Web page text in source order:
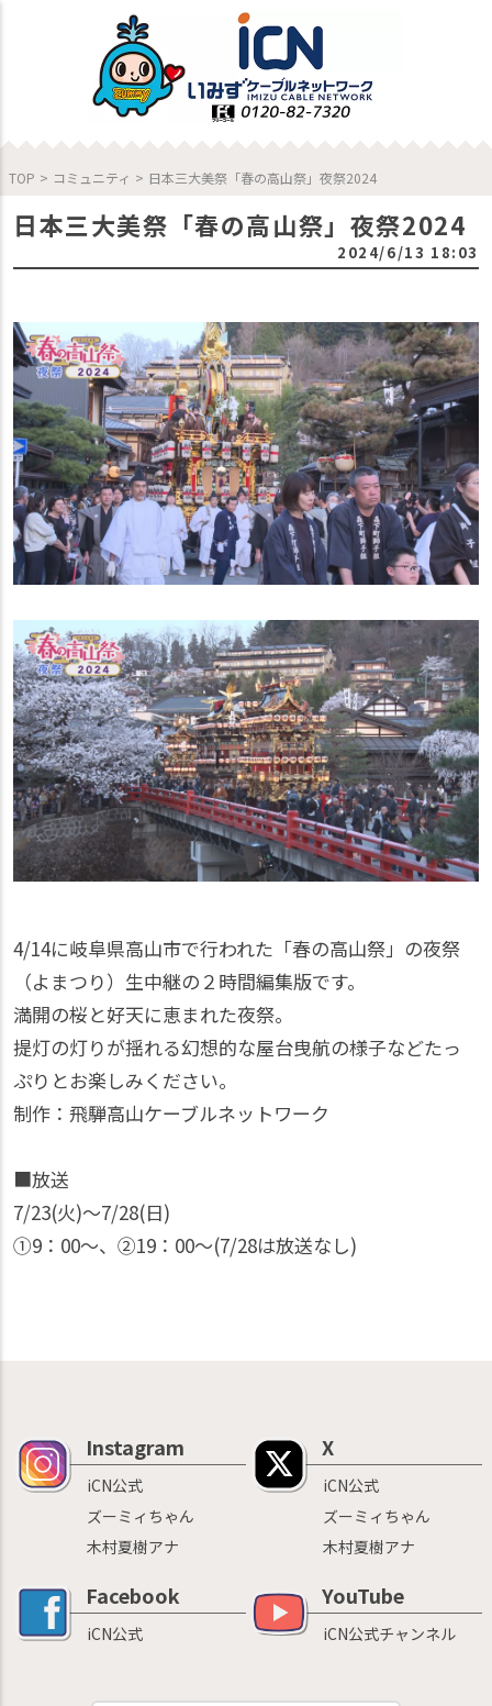
TOP > コミュニティ > 日本三大美祭「春の高山祭」夜祭2024
日本三大美祭「春の高山祭」夜祭2024
2024/6/13 18:03
4/14に岐阜県高山市で行われた「春の高山祭」の夜祭
（よまつり）生中継の２時間編集版です。
満開の桜と好天に恵まれた夜祭。
提灯の灯りが揺れる幻想的な屋台曳航の様子などたっ
ぷりとお楽しみください。
制作：飛騨高山ケーブルネットワーク
■放送
7/23(火)〜7/28(日)
①9：00〜、②19：00〜(7/28は放送なし)
Instagram
iCN公式
ズーミィちゃん
木村夏樹アナ
X
iCN公式
ズーミィちゃん
木村夏樹アナ
Facebook
iCN公式
YouTube
iCN公式チャンネル